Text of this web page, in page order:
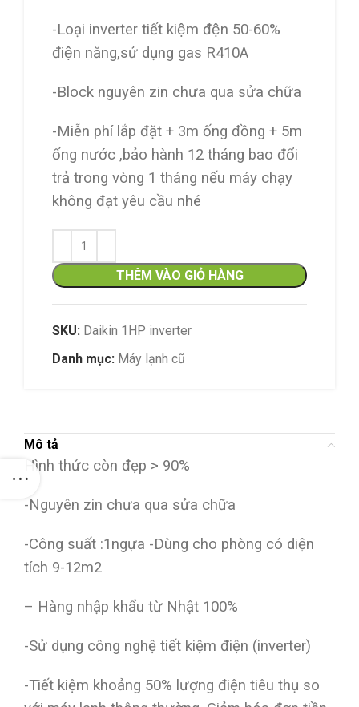
-Loại inverter tiết kiệm đện 50-60%
điện năng,sử dụng gas R410A
-Block nguyên zin chưa qua sửa chữa
-Miễn phí lắp đặt + 3m ống đồng + 5m
ống nước ,bảo hành 12 tháng bao đổi
trả trong vòng 1 tháng nếu máy chạy
không đạt yêu cầu nhé
THÊM VÀO GIỎ HÀNG
SKU: Daikin 1HP inverter
Danh mục: Máy lạnh cũ
Mô tả
Hình thức còn đẹp > 90%
-Nguyên zin chưa qua sửa chữa
-Công suất :1ngựa -Dùng cho phòng có diện
tích 9-12m2
– Hàng nhập khẩu từ Nhật 100%
-Sử dụng công nghệ tiết kiệm điện (inverter)
-Tiết kiệm khoảng 50% lượng điện tiêu thụ so